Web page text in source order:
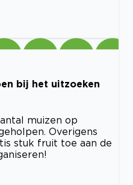
bij het uitzoeken
muizen op
Overigens
stuk fruit toe aan de